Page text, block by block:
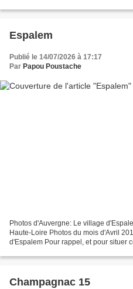
Espalem
Publié le 14/07/2026 à 17:17
Par Papou Poustache
Photos d'Auvergne: Le village
Haute-Loire Photos du mois d'Avril
d'Espalem Pour rappel, et pour situer
Champagnac 15